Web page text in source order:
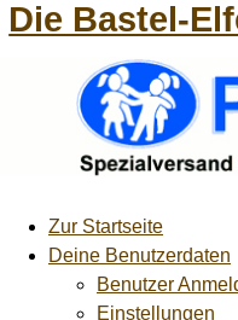
Die Bastel-
Zur Startseite
Deine Benutzerdaten
Benutzer
Einstellungen